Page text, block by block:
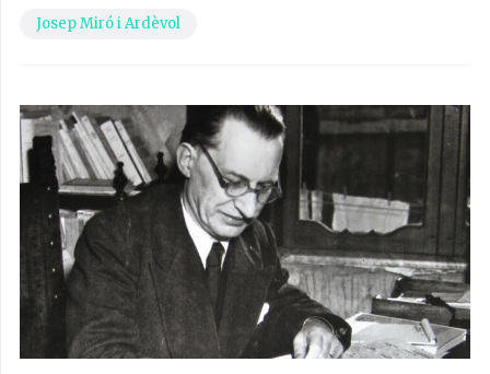
Josep Miró i Ardèvol